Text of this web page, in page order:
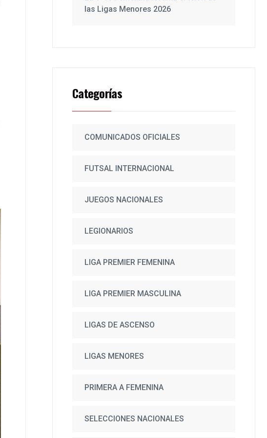
las Ligas Menores 2026
Categorías
COMUNICADOS OFICIALES
FUTSAL INTERNACIONAL
JUEGOS NACIONALES
LEGIONARIOS
LIGA PREMIER FEMENINA
LIGA PREMIER MASCULINA
LIGAS DE ASCENSO
LIGAS MENORES
PRIMERA A FEMENINA
SELECCIONES NACIONALES